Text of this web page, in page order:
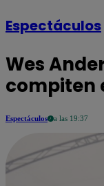
Espectáculos
Wes
compiten
Espectáculos a las 19:37